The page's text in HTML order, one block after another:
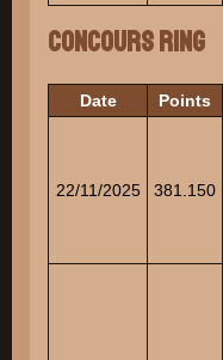
Concours Ring
Date Points
22/11/2025 381.150